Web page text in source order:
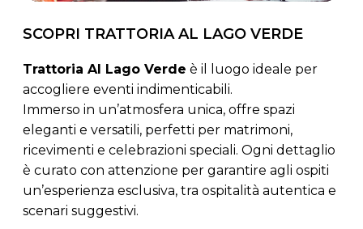
SCOPRI TRATTORIA AL LAGO VERDE
Trattoria Al Lago Verde è il luogo ideale per
accogliere eventi indimenticabili.
Immerso in un’atmosfera unica, offre spazi
eleganti e versatili, perfetti per matrimoni,
ricevimenti e celebrazioni speciali. Ogni dettaglio
è curato con attenzione per garantire agli ospiti
un’esperienza esclusiva, tra ospitalità autentica e
scenari suggestivi.